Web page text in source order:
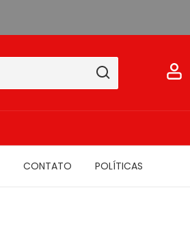
CONTATO POLÍTICAS